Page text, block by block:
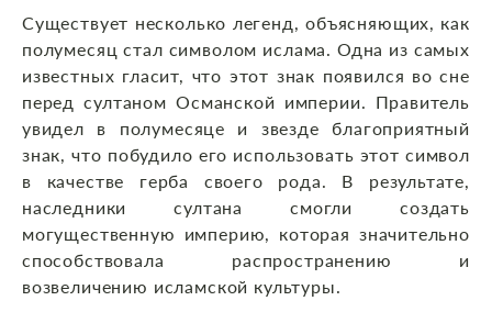
Существует несколько легенд, объясняющих, как
полумесяц стал символом ислама. Одна из самых
известных гласит, что этот знак появился во сне
перед султаном Османской империи. Правитель
увидел в полумесяце и звезде благоприятный
знак, что побудило его использовать этот символ
в качестве герба своего рода. В результате,
наследники султана смогли создать
могущественную империю, которая значительно
способствовала распространению и
возвеличению исламской культуры.